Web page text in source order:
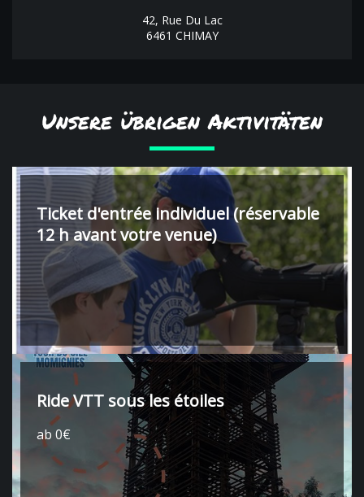
42, Rue Du Lac
6461 CHIMAY
Unsere übrigen Aktivitäten
Ticket d'entrée individuel (réservable
12 h avant votre venue)
Ride VTT sous les étoiles
ab 0€